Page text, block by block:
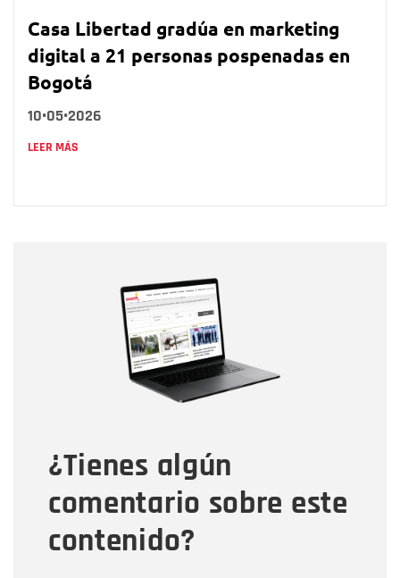
Casa Libertad gradúa en marketing
digital a 21 personas pospenadas en
Bogotá
10•05•2026
LEER MÁS
¿Tienes algún
comentario sobre este
contenido?
Correo electrónico
Tipo de comentario
Mensaje